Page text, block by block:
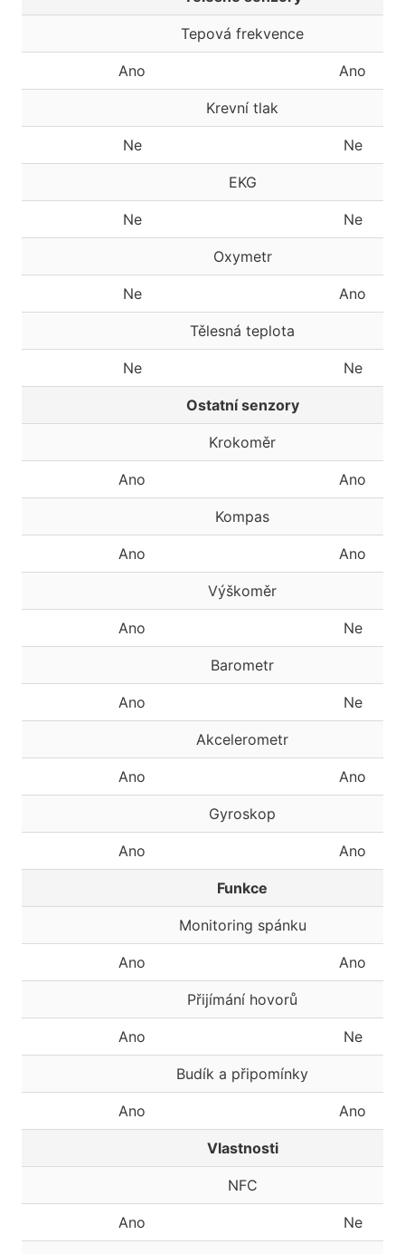
Tepová frekvence
Ano Ano
Krevní tlak
Ne Ne
EKG
Ne Ne
Oxymetr
Ne Ano
Tělesná teplota
Ne Ne
Ostatní senzory
Krokoměr
Ano Ano
Kompas
Ano Ano
Výškoměr
Ano Ne
Barometr
Ano Ne
Akcelerometr
Ano Ano
Gyroskop
Ano Ano
Funkce
Monitoring spánku
Ano Ano
Přijímání hovorů
Ano Ne
Budík a připomínky
Ano Ano
Vlastnosti
NFC
Ano Ne